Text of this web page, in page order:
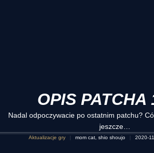
OPIS PATCHA
Nadal odpoczywacie po ostatnim patchu?
jeszcze…
Aktualizacje gry mom cat, shio shoujo 2020-